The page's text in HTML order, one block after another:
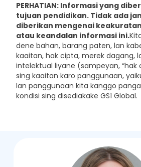
PERHATIAN: Informasi yang
tujuan pendidikan. Tidak ada
diberikan mengenai
atau keandalan informasi ini.
dene bahan, barang paten, lan
kaaitan, hak cipta, merek dagang,
intelektual liyane (sampeyan, “hak
sing kaaitan karo panggunaan,
lan panggunaan kita kanggo
kondisi sing disediakake GS1 Global.